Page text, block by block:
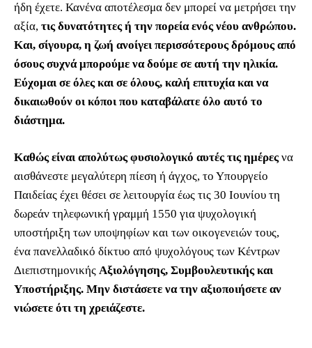
ήδη έχετε. Κανένα αποτέλεσμα δεν μπορεί να μετρήσει την
αξία, τις δυνατότητες ή την πορεία ενός νέου ανθρώπου.
Και, σίγουρα, η ζωή ανοίγει περισσότερους δρόμους από
όσους συχνά μπορούμε να δούμε σε αυτή την ηλικία.
Εύχομαι σε όλες και σε όλους, καλή επιτυχία και να
δικαιωθούν οι κόποι που καταβάλατε όλο αυτό το
διάστημα.
Καθώς είναι απολύτως φυσιολογικό αυτές τις ημέρεςνα
αισθάνεστε μεγαλύτερη πίεση ή άγχος, το Υπουργείο
Παιδείας έχει θέσει σε λειτουργία έως τις 30 Ιουνίου τη
δωρεάν τηλεφωνική γραμμή 1550 για ψυχολογική
υποστήριξη των υποψηφίων και των οικογενειών τους,
ένα πανελλαδικό δίκτυο από ψυχολόγους των Κέντρων
Διεπιστημονικής Αξιολόγησης, Συμβουλευτικής και
Υποστήριξης. Μην διστάσετε να την αξιοποιήσετε αν
νιώσετε ότι τη χρειάζεστε.